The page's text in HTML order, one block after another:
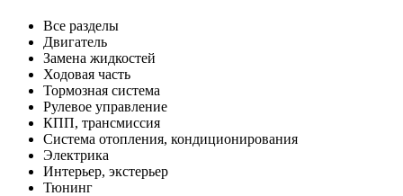
Все разделы
Двигатель
Замена жидкостей
Ходовая часть
Тормозная система
Рулевое управление
КПП, трансмиссия
Система отопления, кондиционирования
Электрика
Интерьер, экстерьер
Тюнинг